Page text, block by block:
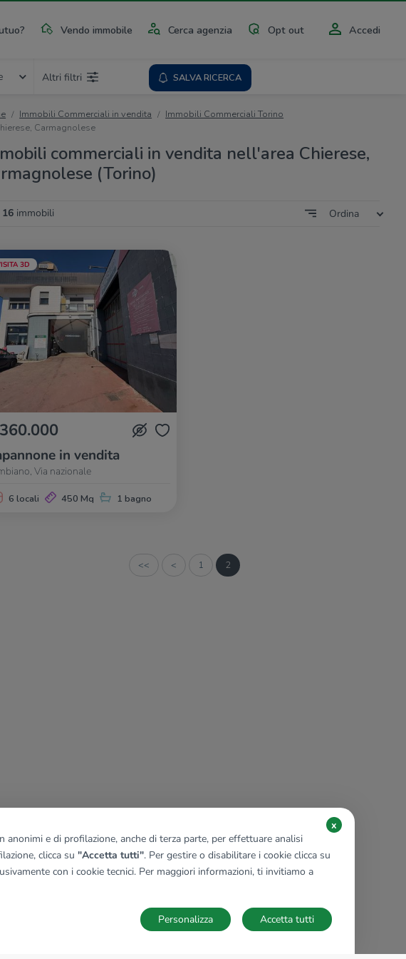
Vendo immobile Cerca agenzia Opt out Accedi
Altri filtri SALVA RICERCA
Immobili Commerciali in vendita
Immobili Commerciali Torino
Carmagnolese
commerciali in vendita nell'area Chierese,
(Torino)
16immobili Ordina
3D
in vendita
Via nazionale
6 locali 450 Mq 1 bagno
<< < 1 2
e di profilazione, anche di terza parte, per effettuare analisi
clicca su "Accetta tutti". Per gestire o disabilitare i cookie clicca su
con i cookie tecnici. Per maggiori informazioni, ti invitiamo a
x
Accetta tutti
Personalizza